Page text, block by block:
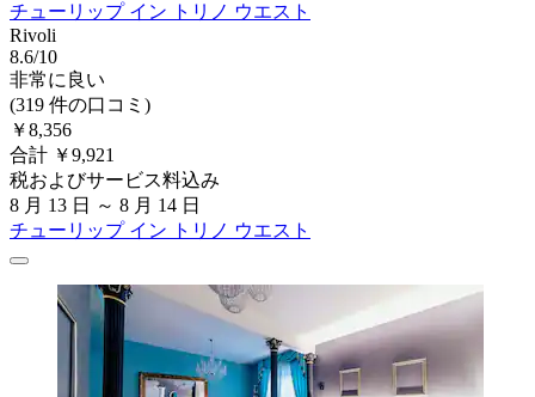
チューリップ イン トリノ ウエスト
Rivoli
8.6/10
非常に良い
(319 件の口コミ)
￥8,356
合計 ￥9,921
税およびサービス料込み
8 月 13 日 ～ 8 月 14 日
チューリップ イン トリノ ウエスト